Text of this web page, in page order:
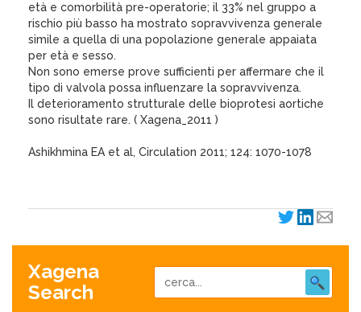
età e comorbilità pre-operatorie; il 33% nel gruppo a
rischio più basso ha mostrato sopravvivenza generale
simile a quella di una popolazione generale appaiata
per età e sesso.
Non sono emerse prove sufficienti per affermare che il
tipo di valvola possa influenzare la sopravvivenza.
Il deterioramento strutturale delle bioprotesi aortiche
sono risultate rare. ( Xagena_2011 )
Ashikhmina EA et al, Circulation 2011; 124: 1070-1078
Xagena
Search